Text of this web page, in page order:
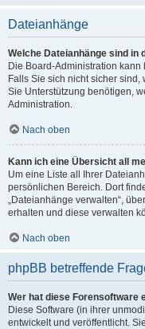
Dateianhänge
Welche Dateianhänge sind in
Die Board-Administration
Falls Sie sich nicht sicher
Sie Unterstützung benötigen,
Administration.
Nach oben
Kann ich eine Übersicht all
Um eine Liste all Ihrer
persönlichen Bereich. Dort
„Dateianhänge verwalten“,
erhalten und diese verwalten
Nach oben
phpBB betreffende
Wer hat diese Forensoftware
Diese Software (in ihrer
entwickelt und veröffentlicht.